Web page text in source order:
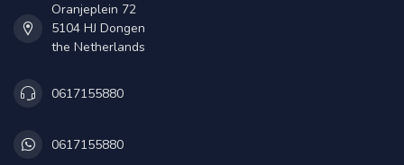
Oranjeplein 72
5104 HJ Dongen
the Netherlands
0617155880
0617155880